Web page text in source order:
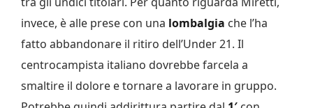
invece, è alle prese con una lombalgia che l’ha
fatto abbandonare il ritiro dell’Under 21. Il
centrocampista italiano dovrebbe farcela a
smaltire il dolore e tornare a lavorare in gruppo.